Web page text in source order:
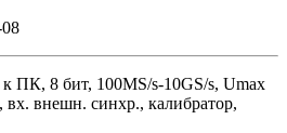
ПК, 8 бит, 100MS/s-10GS/s, Umax
внешн. синхр., калибратор,